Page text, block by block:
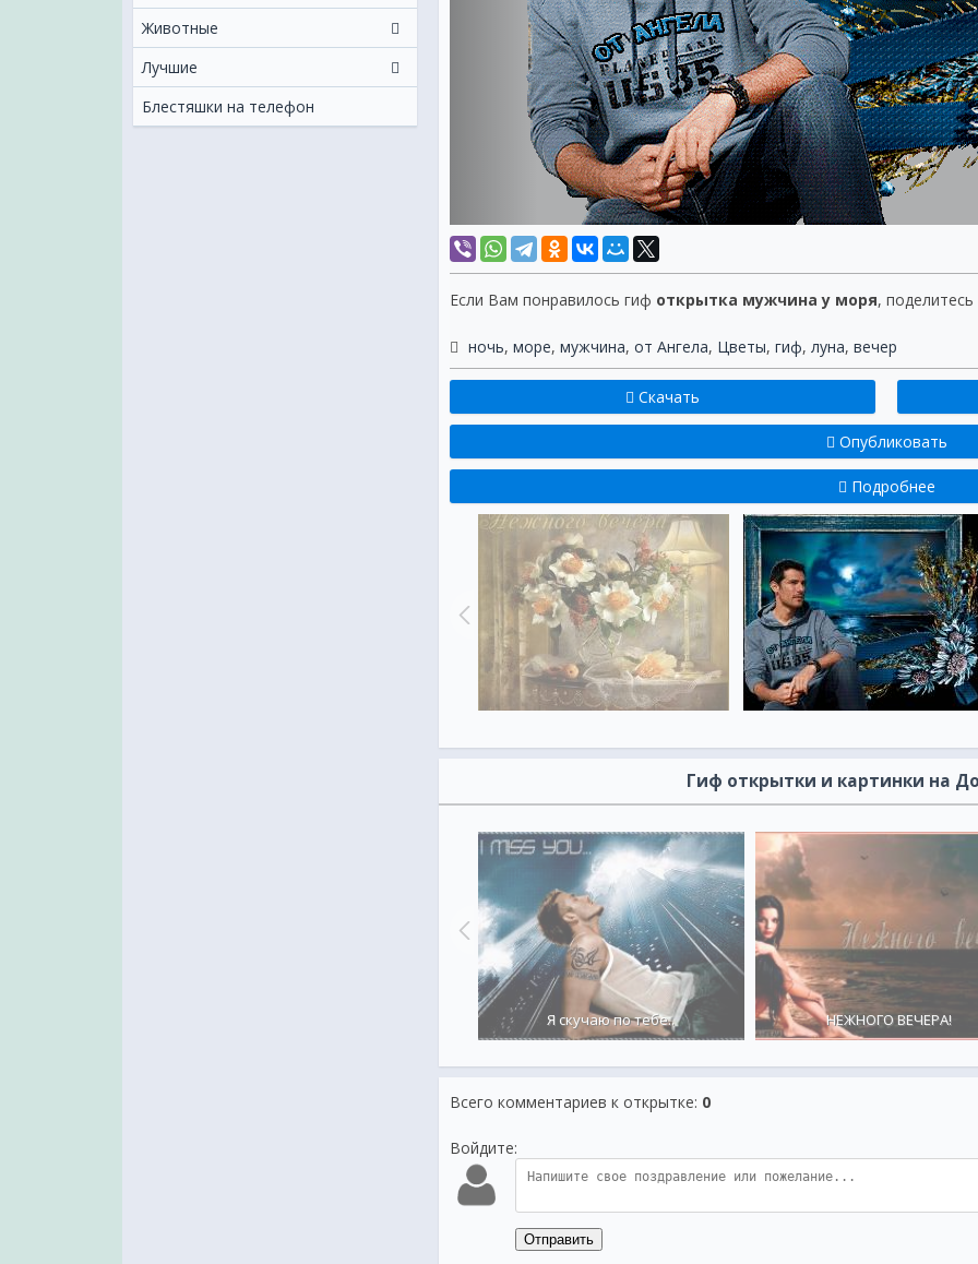
Животные
Лучшие
Блестяшки на телефон
Если Вам понравилось гиф открытка мужчина у моря,
ночь, море, мужчина, от Ангела, Цветы, гиф, луна, вечер
Скачать
Опубликовать
Подробнее
Гиф открытки и картинки на
Я скучаю по тебе.. НЕЖНОГО ВЕЧЕРА!
Всего комментариев к открытке: 0
Войдите:
Отправить